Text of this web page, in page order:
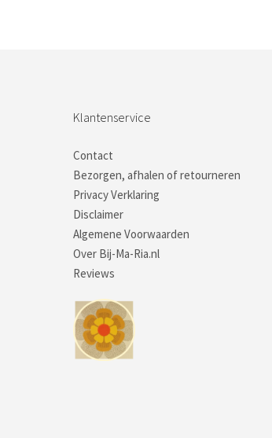
Klantenservice
Contact
Bezorgen, afhalen of retourneren
Privacy Verklaring
Disclaimer
Algemene Voorwaarden
Over Bij-Ma-Ria.nl
Reviews